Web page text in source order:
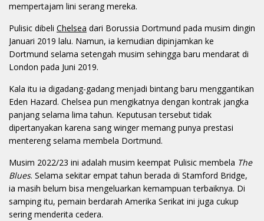
mempertajam lini serang mereka.
Pulisic dibeli Chelsea dari Borussia Dortmund pada musim dingin
Januari 2019 lalu. Namun, ia kemudian dipinjamkan ke
Dortmund selama setengah musim sehingga baru mendarat di
London pada Juni 2019.
Kala itu ia digadang-gadang menjadi bintang baru menggantikan
Eden Hazard. Chelsea pun mengikatnya dengan kontrak jangka
panjang selama lima tahun. Keputusan tersebut tidak
dipertanyakan karena sang winger memang punya prestasi
mentereng selama membela Dortmund.
Musim 2022/23 ini adalah musim keempat Pulisic membela The
Blues. Selama sekitar empat tahun berada di Stamford Bridge,
ia masih belum bisa mengeluarkan kemampuan terbaiknya. Di
samping itu, pemain berdarah Amerika Serikat ini juga cukup
sering menderita cedera.